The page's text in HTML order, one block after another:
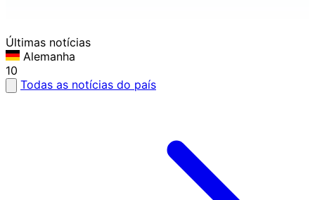
Últimas notícias
Alemanha
10
Todas as notícias do país